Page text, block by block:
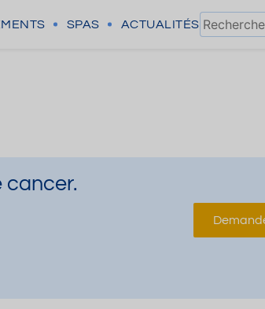
SPAS ACTUALITÉS
cancer.